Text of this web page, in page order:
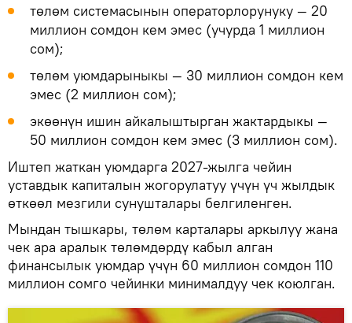
төлөм системасынын операторлорунуку — 20
миллион сомдон кем эмес (учурда 1 миллион
сом);
төлөм уюмдарыныкы — 30 миллион сомдон кем
эмес (2 миллион сом);
экөөнүн ишин айкалыштырган жактардыкы —
50 миллион сомдон кем эмес (3 миллион сом).
Иштеп жаткан уюмдарга 2027-жылга чейин
уставдык капиталын жогорулатуу үчүн үч жылдык
өткөөл мезгили сунушталары белгиленген.
Мындан тышкары, төлөм карталары аркылуу жана
чек ара аралык төлөмдөрдү кабыл алган
финансылык уюмдар үчүн 60 миллион сомдон 110
миллион сомго чейинки минималдуу чек коюлган.